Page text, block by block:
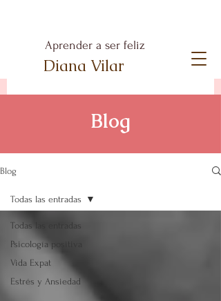
Aprender a ser feliz
Diana Vilar
Blog
Blog
Todas las entradas
Psicología positiva
Vida Expat
Estrés y Ansiedad
Todas las entradas